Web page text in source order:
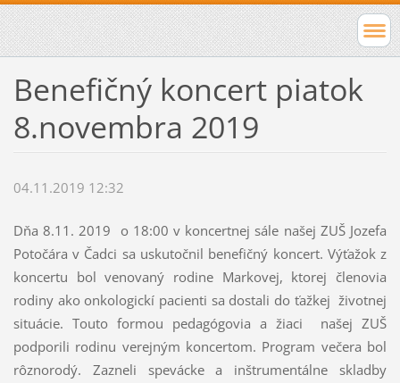
Benefičný koncert piatok
8.novembra 2019
04.11.2019 12:32
Dňa 8.11. 2019 o 18:00 v koncertnej sále našej ZUŠ Jozefa
Potočára v Čadci sa uskutočnil benefičný koncert. Výťažok z
koncertu bol venovaný rodine Markovej, ktorej členovia
rodiny ako onkologickí pacienti sa dostali do ťažkej životnej
situácie. Touto formou pedagógovia a žiaci našej ZUŠ
podporili rodinu verejným koncertom. Program večera bol
rôznorodý. Zazneli spevácke a inštrumentálne skladby